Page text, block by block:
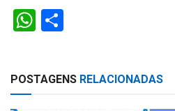
W
s
e
POSTAGENS RELACIONADAS